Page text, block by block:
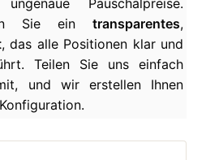
Pauschalpreise.
Sie ein transparentes,
, das alle Positionen klar und
Teilen Sie uns einfach
und wir erstellen Ihnen